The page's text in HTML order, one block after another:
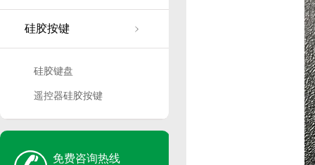
硅胶按键
硅胶键盘
遥控器硅胶按键
免费咨询热线